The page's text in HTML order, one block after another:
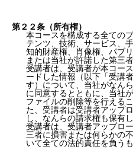
第２２条（所有権）
本コースを構成する全ての
テンツ、技術、サービス、
知的財産権、肖像権、パブ
または当社が許諾した第三
受講者は、受講者が本コー
ードした情報（以下「受講
す）について、当社がなん
に同意するとともに、当社
ファイルの削除等を行える
た、受講者は受講者アップ
し、なんらの請求権も保有
受講者は、受講者アップロ
三者に損害または何らかの
いて全ての法的責任を負う